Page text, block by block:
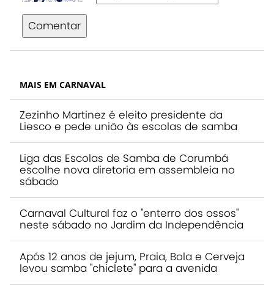
Comentar
MAIS EM CARNAVAL
Zezinho Martinez é eleito presidente da
Liesco e pede união às escolas de samba
Liga das Escolas de Samba de Corumbá
escolhe nova diretoria em assembleia no
sábado
Carnaval Cultural faz o "enterro dos ossos"
neste sábado no Jardim da Independência
Após 12 anos de jejum, Praia, Bola e Cerveja
levou samba "chiclete" para a avenida